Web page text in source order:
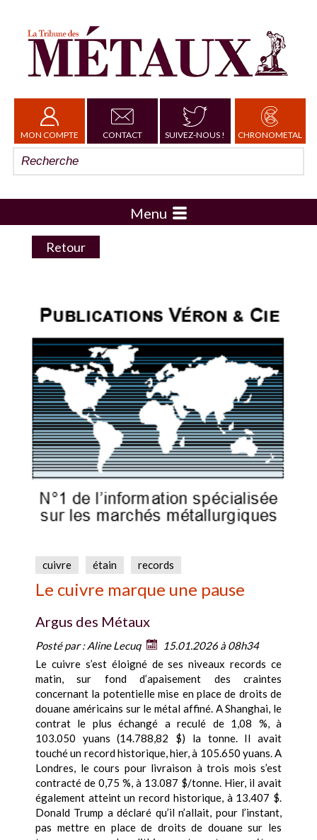
MON COMPTE CONTACT SUIVEZ-NOUS ! CHRONOMETAL
Menu
Retour
cuivre étain records
Le cuivre marque une pause
Argus des Métaux
Posté par :Aline Lecuq
15.01.2026 à 08h34
Le cuivre s’est éloigné de ses niveaux records ce
matin, sur fond d’apaisement des craintes
concernant la potentielle mise en place de droits de
douane américains sur le métal affiné. A Shanghai, le
contrat le plus échangé a reculé de 1,08 %, à
103.050 yuans (14.788,82 $) la tonne. Il avait
touché un record historique, hier, à 105.650 yuans. A
Londres, le cours pour livraison à trois mois s’est
contracté de 0,75 %, à 13.087 $/tonne. Hier, il avait
également atteint un record historique, à 13.407 $.
Donald Trump a déclaré qu’il n’allait, pour l’instant,
pas mettre en place de droits de douane sur les